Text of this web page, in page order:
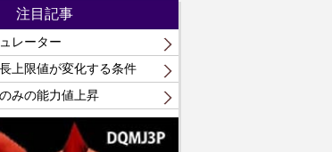
注目記事
レーター
上限値が変化する条件
みの能力値上昇